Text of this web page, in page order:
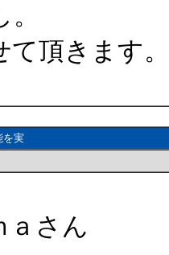
て頂きます。
を実
ａさん